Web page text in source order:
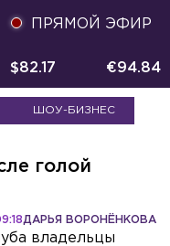
ПРЯМОЙ ЭФИР
$82.17 €94.84
ШОУ-БИЗНЕС
голой
ДАРЬЯ ВОРОНЁНКОВА
владельцы